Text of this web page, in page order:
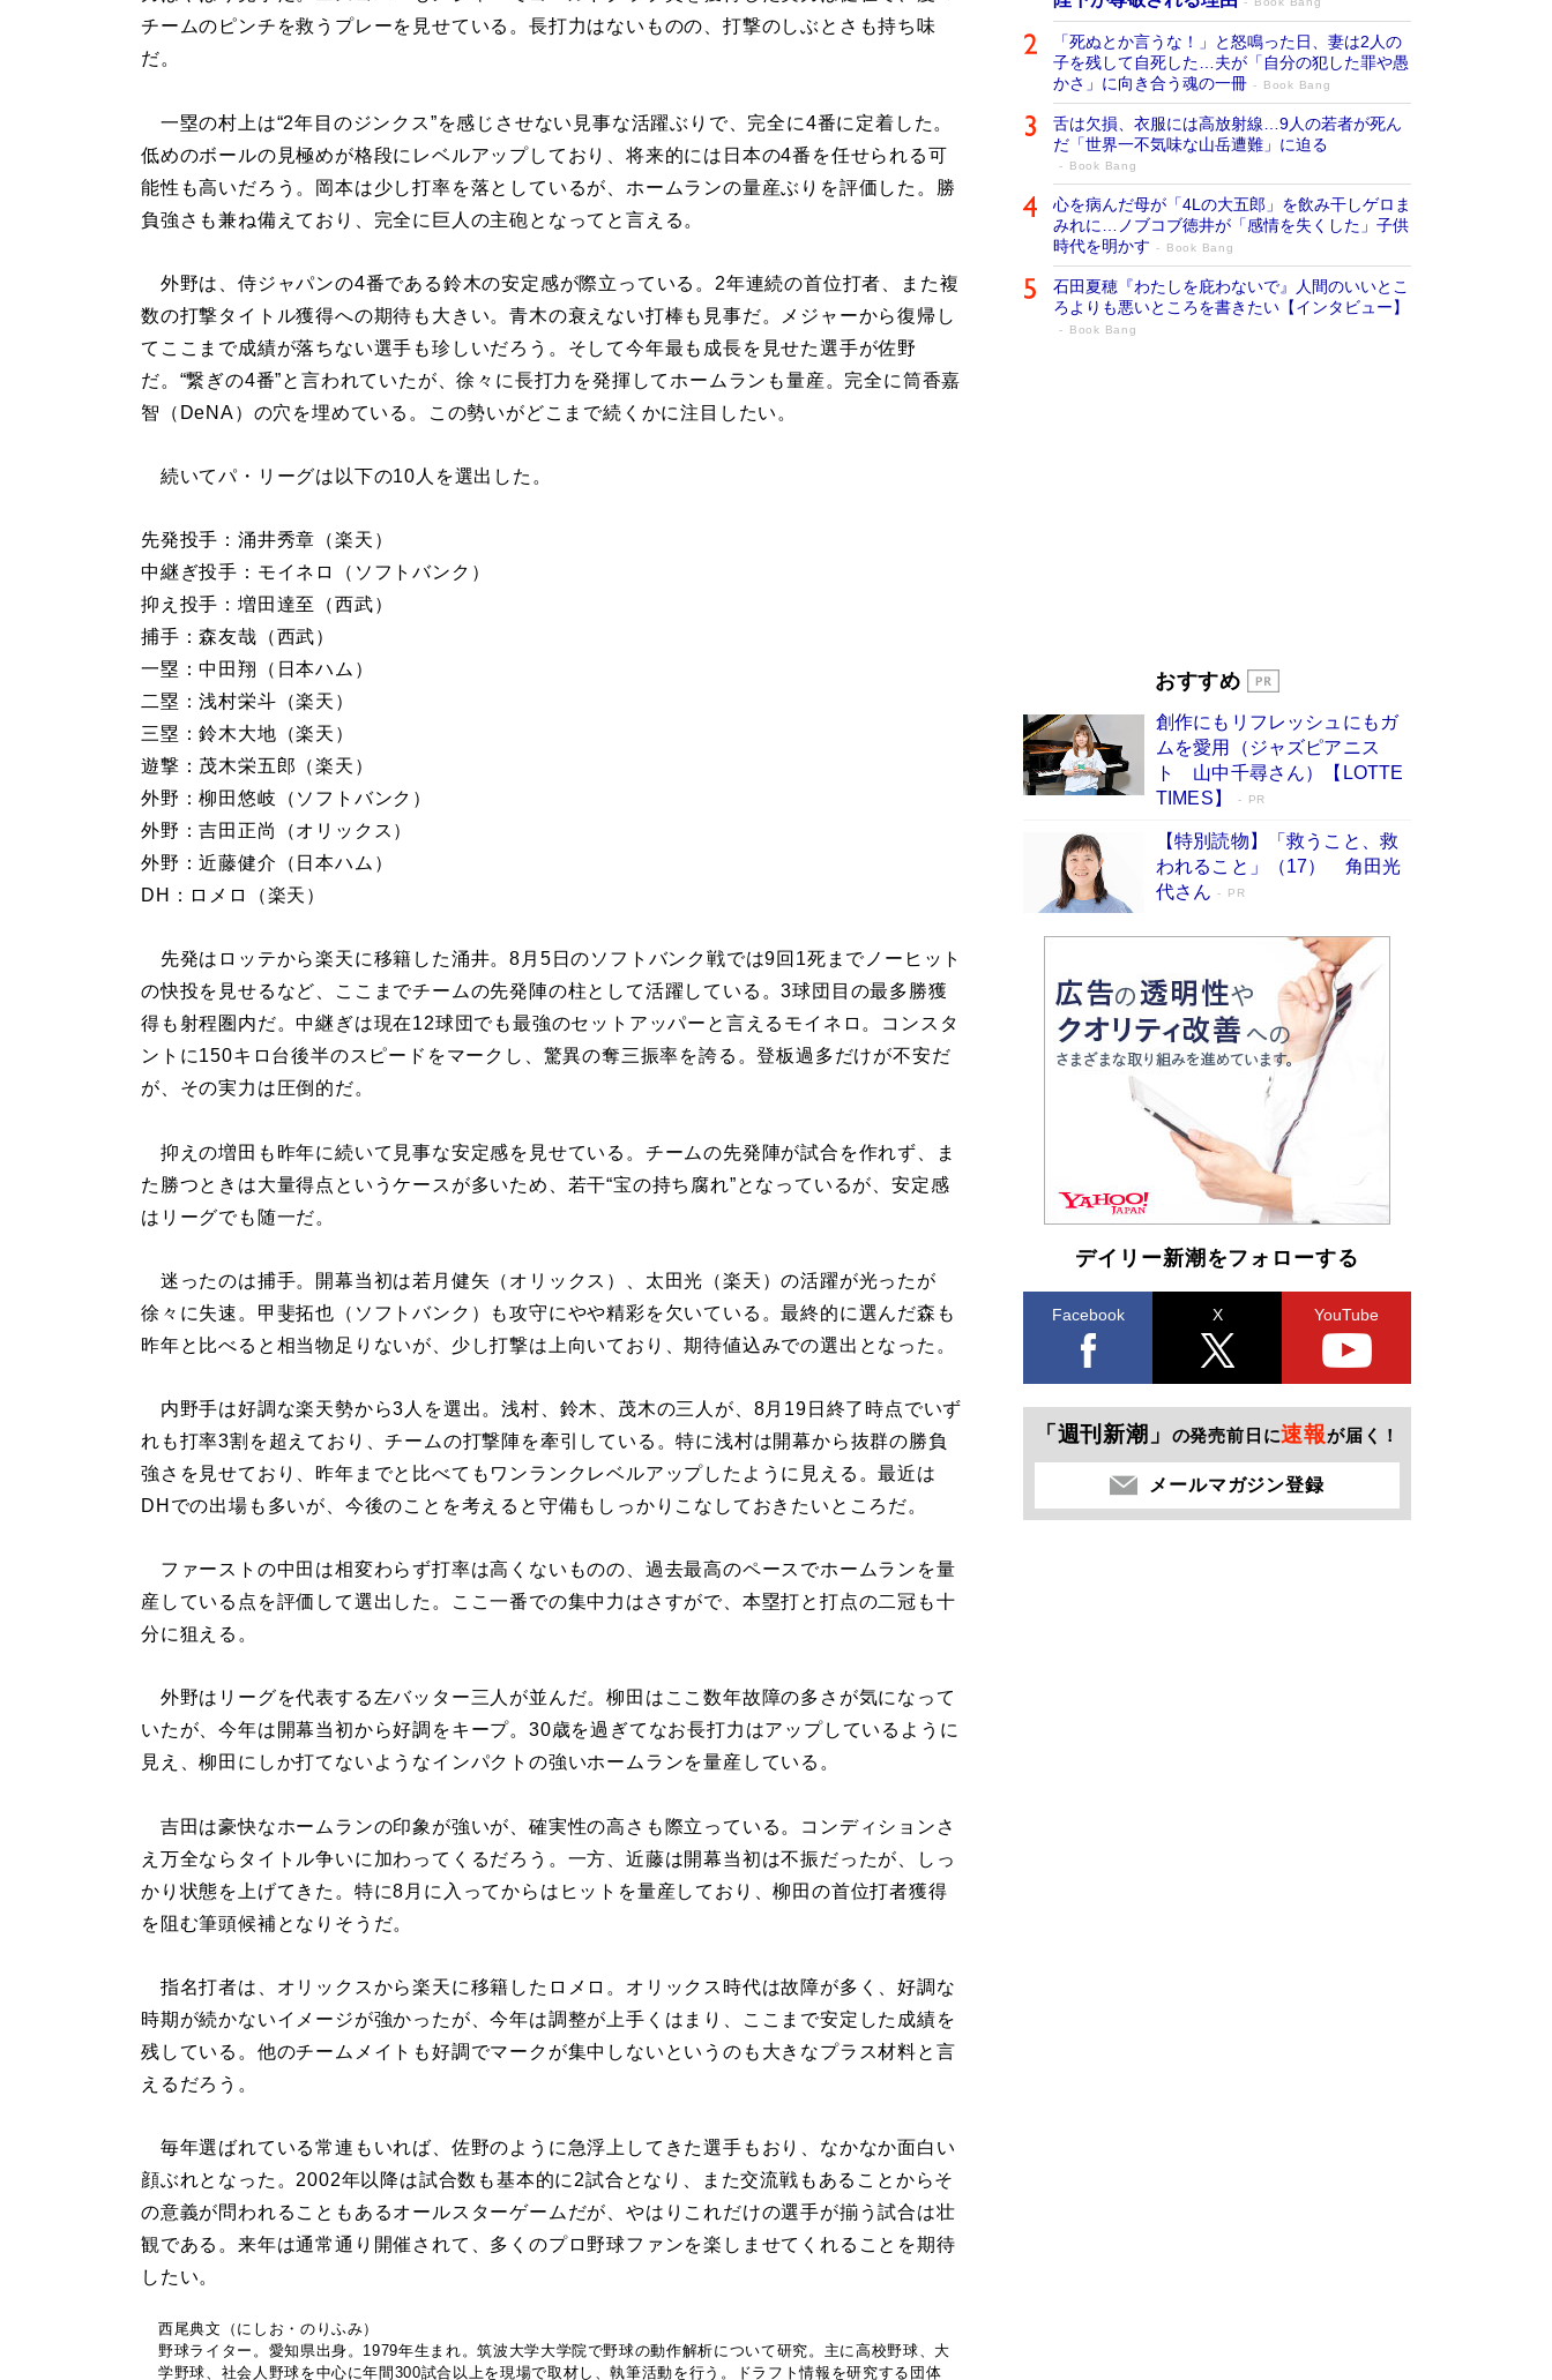
チームのピンチを救うプレーを見せている。長打力はないものの、打撃のしぶとさも持ち味
だ。
一塁の村上は“2年目のジンクス”を感じさせない見事な活躍ぶりで、完全に4番に定着した。
低めのボールの見極めが格段にレベルアップしており、将来的には日本の4番を任せられる可
能性も高いだろう。岡本は少し打率を落としているが、ホームランの量産ぶりを評価した。勝
負強さも兼ね備えており、完全に巨人の主砲となってと言える。
外野は、侍ジャパンの4番である鈴木の安定感が際立っている。2年連続の首位打者、また複
数の打撃タイトル獲得への期待も大きい。青木の衰えない打棒も見事だ。メジャーから復帰し
てここまで成績が落ちない選手も珍しいだろう。そして今年最も成長を見せた選手が佐野
だ。“繋ぎの4番”と言われていたが、徐々に長打力を発揮してホームランも量産。完全に筒香嘉
智（DeNA）の穴を埋めている。この勢いがどこまで続くかに注目したい。
続いてパ・リーグは以下の10人を選出した。
先発投手：涌井秀章（楽天）
中継ぎ投手：モイネロ（ソフトバンク）
抑え投手：増田達至（西武）
捕手：森友哉（西武）
一塁：中田翔（日本ハム）
二塁：浅村栄斗（楽天）
三塁：鈴木大地（楽天）
遊撃：茂木栄五郎（楽天）
外野：柳田悠岐（ソフトバンク）
外野：吉田正尚（オリックス）
外野：近藤健介（日本ハム）
DH：ロメロ（楽天）
先発はロッテから楽天に移籍した涌井。8月5日のソフトバンク戦では9回1死までノーヒット
の快投を見せるなど、ここまでチームの先発陣の柱として活躍している。3球団目の最多勝獲
得も射程圏内だ。中継ぎは現在12球団でも最強のセットアッパーと言えるモイネロ。コンスタ
ントに150キロ台後半のスピードをマークし、驚異の奪三振率を誇る。登板過多だけが不安だ
が、その実力は圧倒的だ。
抑えの増田も昨年に続いて見事な安定感を見せている。チームの先発陣が試合を作れず、ま
た勝つときは大量得点というケースが多いため、若干“宝の持ち腐れ”となっているが、安定感
はリーグでも随一だ。
迷ったのは捕手。開幕当初は若月健矢（オリックス）、太田光（楽天）の活躍が光ったが
徐々に失速。甲斐拓也（ソフトバンク）も攻守にやや精彩を欠いている。最終的に選んだ森も
昨年と比べると相当物足りないが、少し打撃は上向いており、期待値込みでの選出となった。
内野手は好調な楽天勢から3人を選出。浅村、鈴木、茂木の三人が、8月19日終了時点でいず
れも打率3割を超えており、チームの打撃陣を牽引している。特に浅村は開幕から抜群の勝負
強さを見せており、昨年までと比べてもワンランクレベルアップしたように見える。最近は
DHでの出場も多いが、今後のことを考えると守備もしっかりこなしておきたいところだ。
ファーストの中田は相変わらず打率は高くないものの、過去最高のペースでホームランを量
産している点を評価して選出した。ここ一番での集中力はさすがで、本塁打と打点の二冠も十
分に狙える。
外野はリーグを代表する左バッター三人が並んだ。柳田はここ数年故障の多さが気になって
いたが、今年は開幕当初から好調をキープ。30歳を過ぎてなお長打力はアップしているように
見え、柳田にしか打てないようなインパクトの強いホームランを量産している。
吉田は豪快なホームランの印象が強いが、確実性の高さも際立っている。コンディションさ
え万全ならタイトル争いに加わってくるだろう。一方、近藤は開幕当初は不振だったが、しっ
かり状態を上げてきた。特に8月に入ってからはヒットを量産しており、柳田の首位打者獲得
を阻む筆頭候補となりそうだ。
指名打者は、オリックスから楽天に移籍したロメロ。オリックス時代は故障が多く、好調な
時期が続かないイメージが強かったが、今年は調整が上手くはまり、ここまで安定した成績を
残している。他のチームメイトも好調でマークが集中しないというのも大きなプラス材料と言
えるだろう。
毎年選ばれている常連もいれば、佐野のように急浮上してきた選手もおり、なかなか面白い
顔ぶれとなった。2002年以降は試合数も基本的に2試合となり、また交流戦もあることからそ
の意義が問われることもあるオールスターゲームだが、やはりこれだけの選手が揃う試合は壮
観である。来年は通常通り開催されて、多くのプロ野球ファンを楽しませてくれることを期待
したい。
西尾典文（にしお・のりふみ）
野球ライター。愛知県出身。1979年生まれ。筑波大学大学院で野球の動作解析について研究。主に高校野球、大
学野球、社会人野球を中心に年間300試合以上を現場で取材し、執筆活動を行う。ドラフト情報を研究する団体
「死ぬとか言うな！」と怒鳴った日、妻は2人の
子を残して自死した…夫が「自分の犯した罪や愚
かさ」に向き合う魂の一冊
Book Bang
舌は欠損、衣服には高放射線…9人の若者が死ん
だ「世界一不気味な山岳遭難」に迫る
Book Bang
心を病んだ母が「4Lの大五郎」を飲み干しゲロま
みれに…ノブコブ徳井が「感情を失くした」子供
時代を明かす
Book Bang
石田夏穂『わたしを庇わないで』人間のいいとこ
ろよりも悪いところを書きたい【インタビュー】
Book Bang
和田秀樹の70代、80代向け新書がベスト3を独
占 上半期1位にも選出［新書ベストセラー］
Book Bang
おすすめ
創作にもリフレッシュにもガ
ムを愛用（ジャズピアニス
ト 山中千尋さん）【LOTTE
TIMES】
PR
【特別読物】「救うこと、救
われること」（17） 角田光
代さん
PR
デイリー新潮をフォローする
Facebook X YouTube
「週刊新潮」 の発売前日に速報が届く！
メールマガジン登録